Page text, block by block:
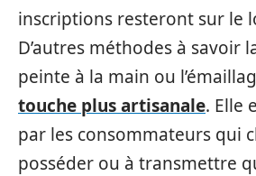
inscriptions resteront sur le
D’autres méthodes à savoir
peinte à la main ou
touche plus artisanale. Elle
par les consommateurs qui
posséder ou à transmettre